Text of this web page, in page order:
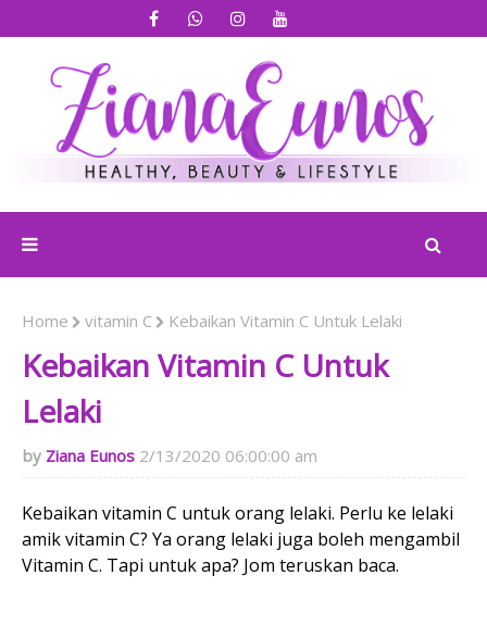
Home vitamin C Kebaikan Vitamin C Untuk Lelaki
Kebaikan Vitamin C Untuk
Lelaki
Ziana Eunos 2/13/2020 06:00:00 am
Kebaikan vitamin C untuk orang lelaki. Perlu ke lelaki
amik vitamin C? Ya orang lelaki juga boleh mengambil
Vitamin C. Tapi untuk apa? Jom teruskan baca.